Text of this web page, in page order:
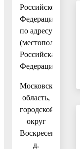
Российской
Федерации
по адресу
(местоположение):
Российская
Федерация,
Московская
область,
городской
округ
Воскресенск,
д.